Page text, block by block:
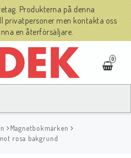
Produkterna på denna
privatpersoner men kontakta oss
en återförsäljare.
0
Magnetbokmärken
rosa bakgrund